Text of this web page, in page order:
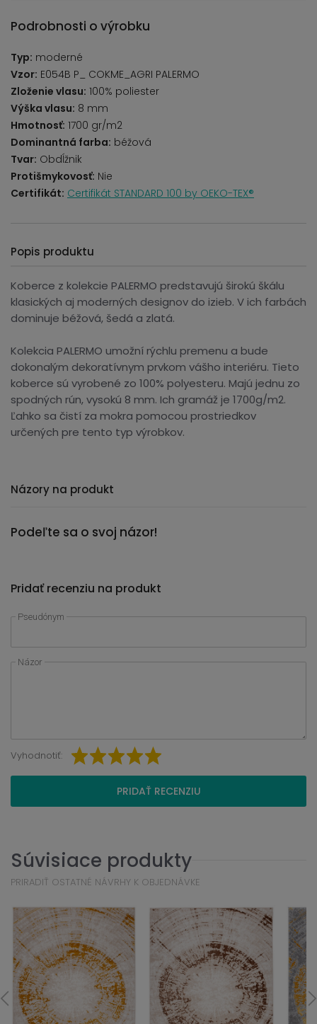
Podrobnosti o výrobku
Typ: moderné
Vzor: E054B P_ COKME_AGRI PALERMO
Zloženie vlasu: 100% poliester
Výška vlasu: 8 mm
Hmotnosť: 1700 gr/m2
Dominantná farba: béžová
Tvar: Obdĺžnik
Protišmykovosť: Nie
Certifikát: Certifikát STANDARD 100 by OEKO-TEX®
Popis produktu
Koberce z kolekcie PALERMO predstavujú širokú škálu
klasických aj moderných designov do izieb. V ich farbách
dominuje béžová, šedá a zlatá.
Kolekcia PALERMO umožní rýchlu premenu a bude
dokonalým dekoratívnym prvkom vášho interiéru. Tieto
koberce sú vyrobené zo 100% polyesteru. Majú jednu zo
spodných rún, vysokú 8 mm. Ich gramáž je 1700g/m2.
Ľahko sa čistí za mokra pomocou prostriedkov
určených pre tento typ výrobkov.
Názory na produkt
Podeľte sa o svoj názor!
Pridať recenziu na produkt
Pseudónym
Názor
Vyhodnotiť:
PRIDAŤ RECENZIU
Súvisiace produkty
PRIRADIŤ OSTATNÉ NÁVRHY K OBJEDNÁVKE